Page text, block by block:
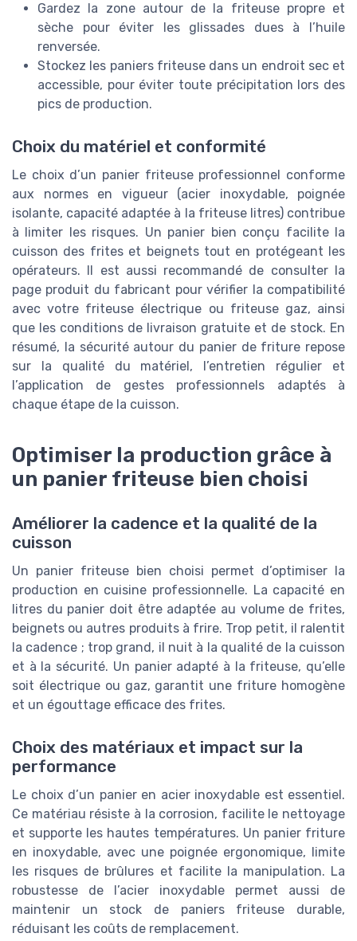
Gardez la zone autour de la friteuse propre et
sèche pour éviter les glissades dues à l’huile
renversée.
Stockez les paniers friteuse dans un endroit sec et
accessible, pour éviter toute précipitation lors des
pics de production.
Choix du matériel et conformité
Le choix d’un panier friteuse professionnel conforme
aux normes en vigueur (acier inoxydable, poignée
isolante, capacité adaptée à la friteuse litres) contribue
à limiter les risques. Un panier bien conçu facilite la
cuisson des frites et beignets tout en protégeant les
opérateurs. Il est aussi recommandé de consulter la
page produit du fabricant pour vérifier la compatibilité
avec votre friteuse électrique ou friteuse gaz, ainsi
que les conditions de livraison gratuite et de stock. En
résumé, la sécurité autour du panier de friture repose
sur la qualité du matériel, l’entretien régulier et
l’application de gestes professionnels adaptés à
chaque étape de la cuisson.
Optimiser la production grâce à
un panier friteuse bien choisi
Améliorer la cadence et la qualité de la
cuisson
Un panier friteuse bien choisi permet d’optimiser la
production en cuisine professionnelle. La capacité en
litres du panier doit être adaptée au volume de frites,
beignets ou autres produits à frire. Trop petit, il ralentit
la cadence ; trop grand, il nuit à la qualité de la cuisson
et à la sécurité. Un panier adapté à la friteuse, qu’elle
soit électrique ou gaz, garantit une friture homogène
et un égouttage efficace des frites.
Choix des matériaux et impact sur la
performance
Le choix d’un panier en acier inoxydable est essentiel.
Ce matériau résiste à la corrosion, facilite le nettoyage
et supporte les hautes températures. Un panier friture
en inoxydable, avec une poignée ergonomique, limite
les risques de brûlures et facilite la manipulation. La
robustesse de l’acier inoxydable permet aussi de
maintenir un stock de paniers friteuse durable,
réduisant les coûts de remplacement.